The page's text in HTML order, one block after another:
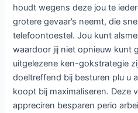
houdt wegens deze jou te
grotere gevaar’s neemt, die
telefoontoestel. Jou kunt
waardoor jij niet opnieuw kunt
uitgelezene ken-gokstrategie
doeltreffend bij besturen plu u
koopt bij maximaliseren. Deze
appreciren besparen perio